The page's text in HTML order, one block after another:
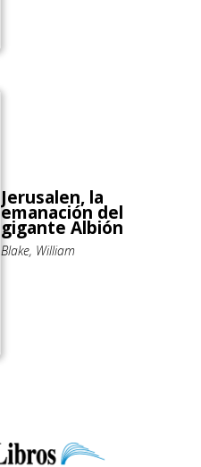
Jerusalen, la
emanación del
gigante Albión
Blake, William